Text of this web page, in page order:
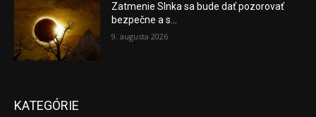
Zatmenie Slnka sa bude dať pozorovať
bezpečne a s...
9. augusta 2026
KATEGÓRIE